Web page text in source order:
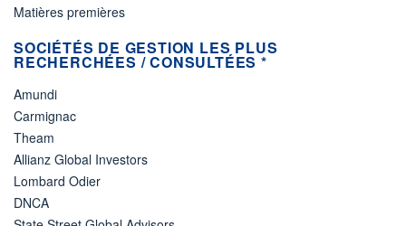
Matières premières
SOCIÉTÉS DE GESTION LES PLUS
RECHERCHÉES / CONSULTÉES *
Amundi
Carmignac
Theam
Allianz Global Investors
Lombard Odier
DNCA